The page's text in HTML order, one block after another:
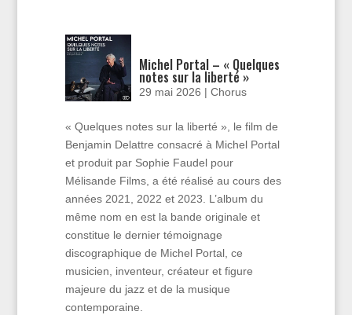
Michel Portal – « Quelques
notes sur la liberté »
29 mai 2026 |Chorus
« Quelques notes sur la liberté », le film de
Benjamin Delattre consacré à Michel Portal
et produit par Sophie Faudel pour
Mélisande Films, a été réalisé au cours des
années 2021, 2022 et 2023. L’album du
même nom en est la bande originale et
constitue le dernier témoignage
discographique de Michel Portal, ce
musicien, inventeur, créateur et figure
majeure du jazz et de la musique
contemporaine.